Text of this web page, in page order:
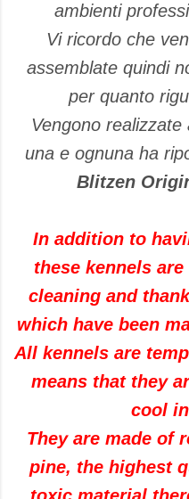
ambienti
Vi ricordo che
assemblate quindi
per quanto
Vengono
una e ognuna ha
Blitzen
In addition to
these kennels
cleaning and
which have been
All kennels are
means that they
cool
They are made of
pine, the highest